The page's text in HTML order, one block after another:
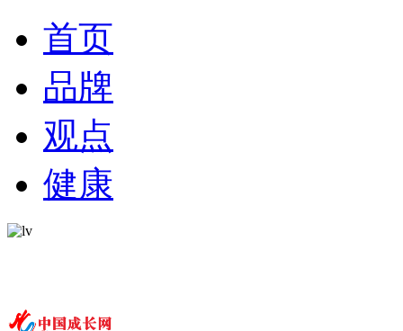
首页
品牌
观点
健康